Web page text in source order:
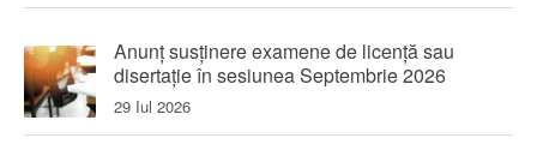
Anunț susținere examene de licență sau
disertație în sesiunea Septembrie 2026
29 Iul 2026